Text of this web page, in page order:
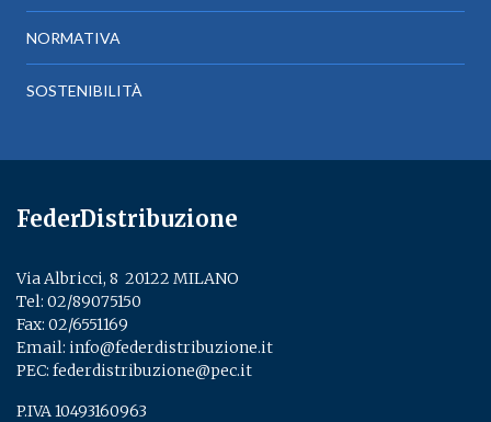
NORMATIVA
SOSTENIBILITÀ
FederDistribuzione
Via Albricci, 8 ­ 20122 MILANO
Tel: 02/89075150
Fax: 02/6551169
Email: info@federdistribuzione.it
PEC: federdistribuzione@pec.it
P.IVA 10493160963